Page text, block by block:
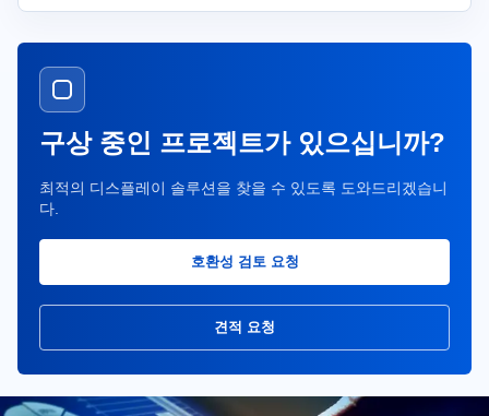
구상 중인 프로젝트가 있으십니까?
최적의 디스플레이 솔루션을 찾을 수 있도록 도와드리겠습니
다.
호환성 검토 요청
견적 요청